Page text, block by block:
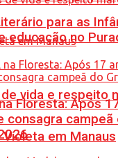
vida e respeito
em Manaus
para as
educação no
Floresta: Após
consagra campeã